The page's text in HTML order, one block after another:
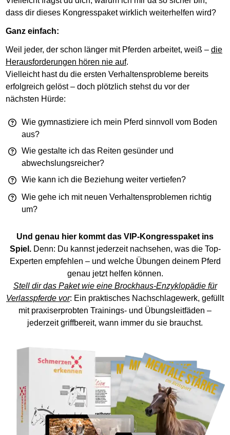
dass dir dieses Kongresspaket wirklich weiterhelfen wird?
Ganz einfach:
Weil jeder, der schon länger mit Pferden arbeitet, weiß – die
Herausforderungen hören nie auf.
Vielleicht hast du die ersten Verhaltensprobleme bereits
erfolgreich gelöst – doch plötzlich stehst du vor der
nächsten Hürde:
Wie gymnastiziere ich mein Pferd sinnvoll vom Boden
aus?
Wie gestalte ich das Reiten gesünder und
abwechslungsreicher?
Wie kann ich die Beziehung weiter vertiefen?
Wie gehe ich mit neuen Verhaltensproblemen richtig
um?
Und genau hier kommt das VIP-Kongresspaket ins
Spiel.Denn: Du kannst jederzeit nachsehen, was die Top-
Experten empfehlen – und welche Übungen deinem Pferd
genau jetzt helfen können.
Stell dir das Paket wie eine Brockhaus-Enzyklopädie für
Verlasspferde vor: Ein praktisches Nachschlagewerk, gefüllt
mit praxiserprobten Trainings- und Übungsleitfäden –
jederzeit griffbereit, wann immer du sie brauchst.